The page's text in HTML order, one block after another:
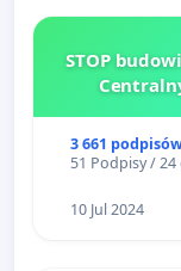
STOP
3 661
51 Podpisy /
10 Jul 2024